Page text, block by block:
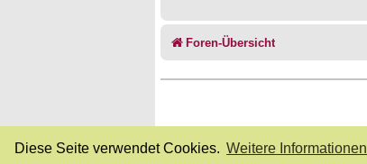
Diese Seite verwendet Cookies. Weitere Informationen
Foren-Übersicht